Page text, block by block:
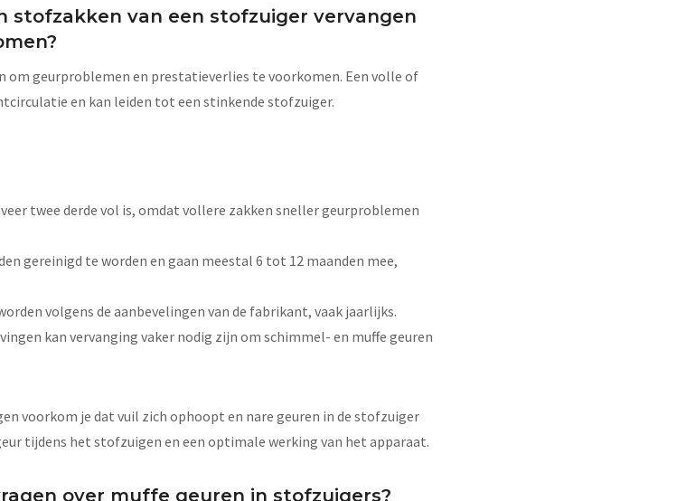
stofzakken van een stofzuiger vervangen
geurproblemen en prestatieverlies te voorkomen. Een volle of
en kan leiden tot een stinkende stofzuiger.
twee derde vol is, omdat vollere zakken sneller geurproblemen
gereinigd te worden en gaan meestal 6 tot 12 maanden mee,
volgens de aanbevelingen van de fabrikant, vaak jaarlijks.
kan vervanging vaker nodig zijn om schimmel- en muffe geuren
voorkom je dat vuil zich ophoopt en nare geuren in de stofzuiger
tijdens het stofzuigen en een optimale werking van het apparaat.
over muffe geuren in stofzuigers?